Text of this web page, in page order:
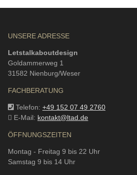
UNSERE ADRESSE
Letstalkaboutdesign
Goldammerweg 1
31582 Nienburg/Weser
FACHBERATUNG
Telefon: +49 152 07 49 2760
E-Mail: kontakt@ltad.de
ÖFFNUNGSZEITEN
Montag - Freitag 9 bis 22 Uhr
Samstag 9 bis 14 Uhr